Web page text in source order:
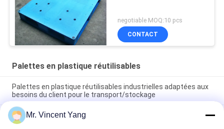
negotiable MOQ:10 pcs
CONTACT
Palettes en plastique réutilisables
Palettes en plastique réutilisables industrielles adaptées aux
besoins du client pour le transport/stockage
Les palettes en plastique réutilisables bleues durables avec le
HDPE de Vierge/ont réutilisé pp
Mr. Vincent Yang